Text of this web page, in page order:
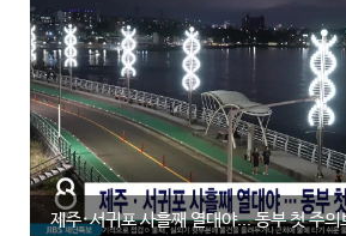
제주대병원은 이번 사업을 통해 신속한 전원과
역량이 강화될 것이라고 기대했습니다.
제주·서귀포 사흘째 열대야... 동부 첫 주의